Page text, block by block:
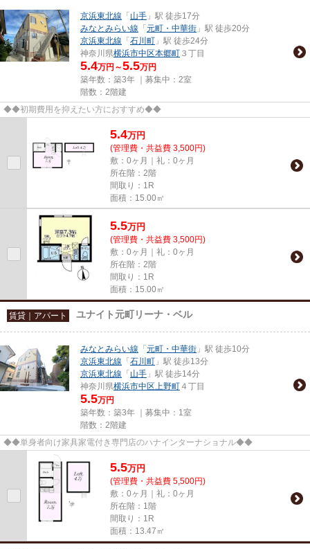
京浜東北線 「 山手 」駅 徒歩17分
みなとみらい線 「 元町・中華街 」駅 徒歩20分
京浜東北線 「 石川町 」駅 徒歩24分
神奈川県横浜市中区本郷町 ３丁目
5.4万円～5.5万円
築年数：築3年 ｜募集中： 2室
階数：2階建
◆◆初期費用を抑えたい方におすすめ◆◆
5.4万円
(管理費・共益費 3,500円)
敷：0ヶ月｜礼：0ヶ月
所在階：2階
間取り：1R
面積：15.00㎡
5.5万円
(管理費・共益費 3,500円)
敷：0ヶ月｜礼：0ヶ月
所在階：2階
間取り：1R
面積：15.00㎡
賃貸｜アパート ユナイト元町リーナ・ベル
みなとみらい線 「 元町・中華街 」駅 徒歩10分
京浜東北線 「 石川町 」駅 徒歩13分
京浜東北線 「 山手 」駅 徒歩14分
神奈川県横浜市中区上野町 ４丁目
5.5万円
築年数：築3年 ｜募集中： 1室
階数：2階建
◆◆単身者向け家具家電付き専門店のハナインターナショナル◆◆
5.5万円
(管理費・共益費 5,500円)
敷：0ヶ月｜礼：0ヶ月
所在階：1階
間取り：1R
面積：13.47㎡